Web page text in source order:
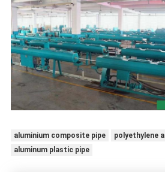
aluminium composite pipe
polyethylene
aluminum plastic pipe